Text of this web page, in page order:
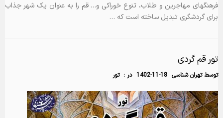
فرهنگهای مهاجرین و طلاب، تنوع خوراکی و… قم را به عنوان یک شهر جذاب
برای گردشگری تبدیل ساخته است که …
تور قم گردی
توسطتهران شناسی 1402-11-18 در :تور